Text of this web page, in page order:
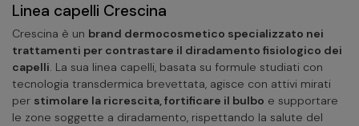
Linea capelli Crescina
Crescina è un brand dermocosmetico specializzato nei
trattamenti per contrastare il diradamento fisiologico dei
capelli. La sua linea capelli, basata su formule studiati con
tecnologia transdermica brevettata, agisce con attivi mirati
per stimolare la ricrescita, fortificare il bulbo e supportare
le zone soggette a diradamento, rispettando la salute del